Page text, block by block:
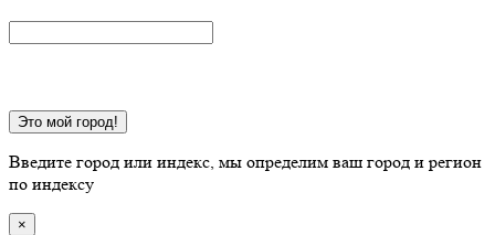
Это мой город!
Введите город или индекс, мы определим ваш город и регион
по индексу
×